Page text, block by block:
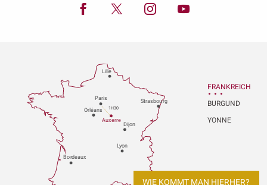
Paris
Dijon
Orléans
Bordeaux
Lyon
Auxerre
Strasbourg
Lille
1H30
FRANKREICH
BURGUND
YONNE
WIE KOMMT MAN HIERHER?